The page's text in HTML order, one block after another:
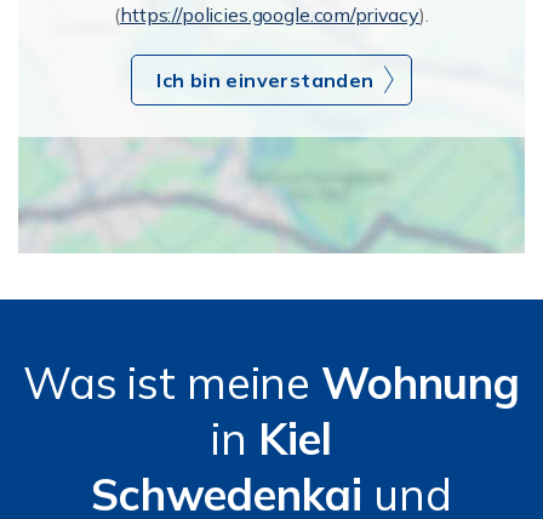
(https://policies.google.com/privacy).
Ich bin einverstanden
Was ist meine Wohnung
in Kiel
Schwedenkai und